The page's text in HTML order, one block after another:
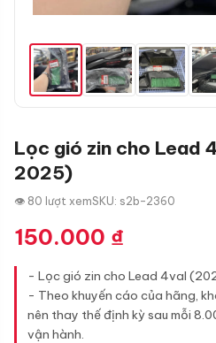
Lọc gió zin cho Lead
2025)
👁 80 lượt xemSKU: s2b-2360
150.000 ₫
- Lọc gió zin cho Lead 4val
- Theo khuyến cáo của hãng,
nên thay thế định kỳ sau mỗi
vận hành.